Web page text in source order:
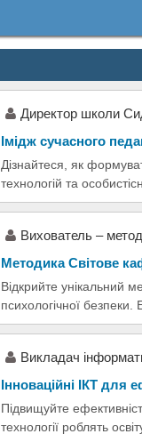
Директор школи
Імідж сучасного
Дізнайтеся, як
технологій та
Вихователь –
Методика Світове
Відкрийте унікальний
психологічної
Викладач
Інноваційні ІКТ для
Підвищуйте
технології роблять